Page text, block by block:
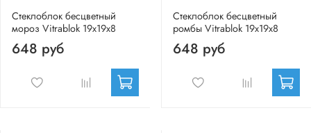
Стеклоблок бесцветный
мороз Vitrablok 19х19х8
648 руб
Стеклоблок бесцветный
ромбы Vitrablok 19х19х8
648 руб